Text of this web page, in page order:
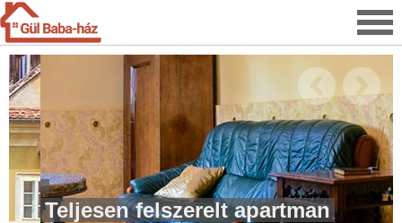
Teljesen felszerelt apartman